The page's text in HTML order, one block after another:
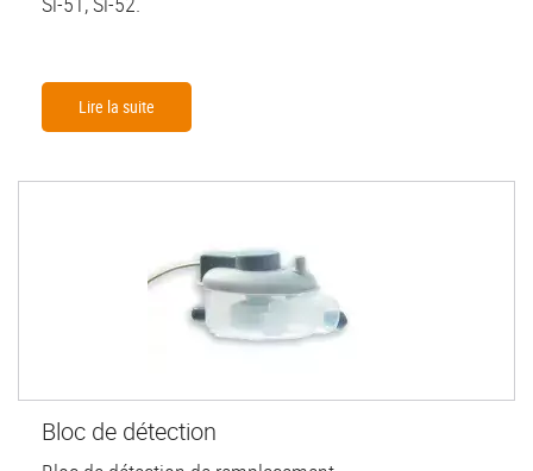
Lire la suite
Bloc de détection